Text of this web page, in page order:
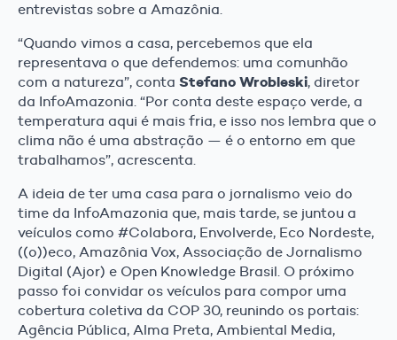
entrevistas sobre a Amazônia.
“Quando vimos a casa, percebemos que ela
representava o que defendemos: uma comunhão
com a natureza”, conta Stefano Wrobleski, diretor
da InfoAmazonia. “Por conta deste espaço verde, a
temperatura aqui é mais fria, e isso nos lembra que o
clima não é uma abstração — é o entorno em que
trabalhamos”, acrescenta.
A ideia de ter uma casa para o jornalismo veio do
time da InfoAmazonia que, mais tarde, se juntou a
veículos como #Colabora, Envolverde, Eco Nordeste,
((o))eco, Amazônia Vox, Associação de Jornalismo
Digital (Ajor) e Open Knowledge Brasil. O próximo
passo foi convidar os veículos para compor uma
cobertura coletiva da COP 30, reunindo os portais:
Agência Pública, Alma Preta, Ambiental Media,